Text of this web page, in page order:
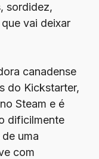
sordidez,
vai deixar
canadense
do Kickstarter,
Steam e é
dificilmente
uma
com